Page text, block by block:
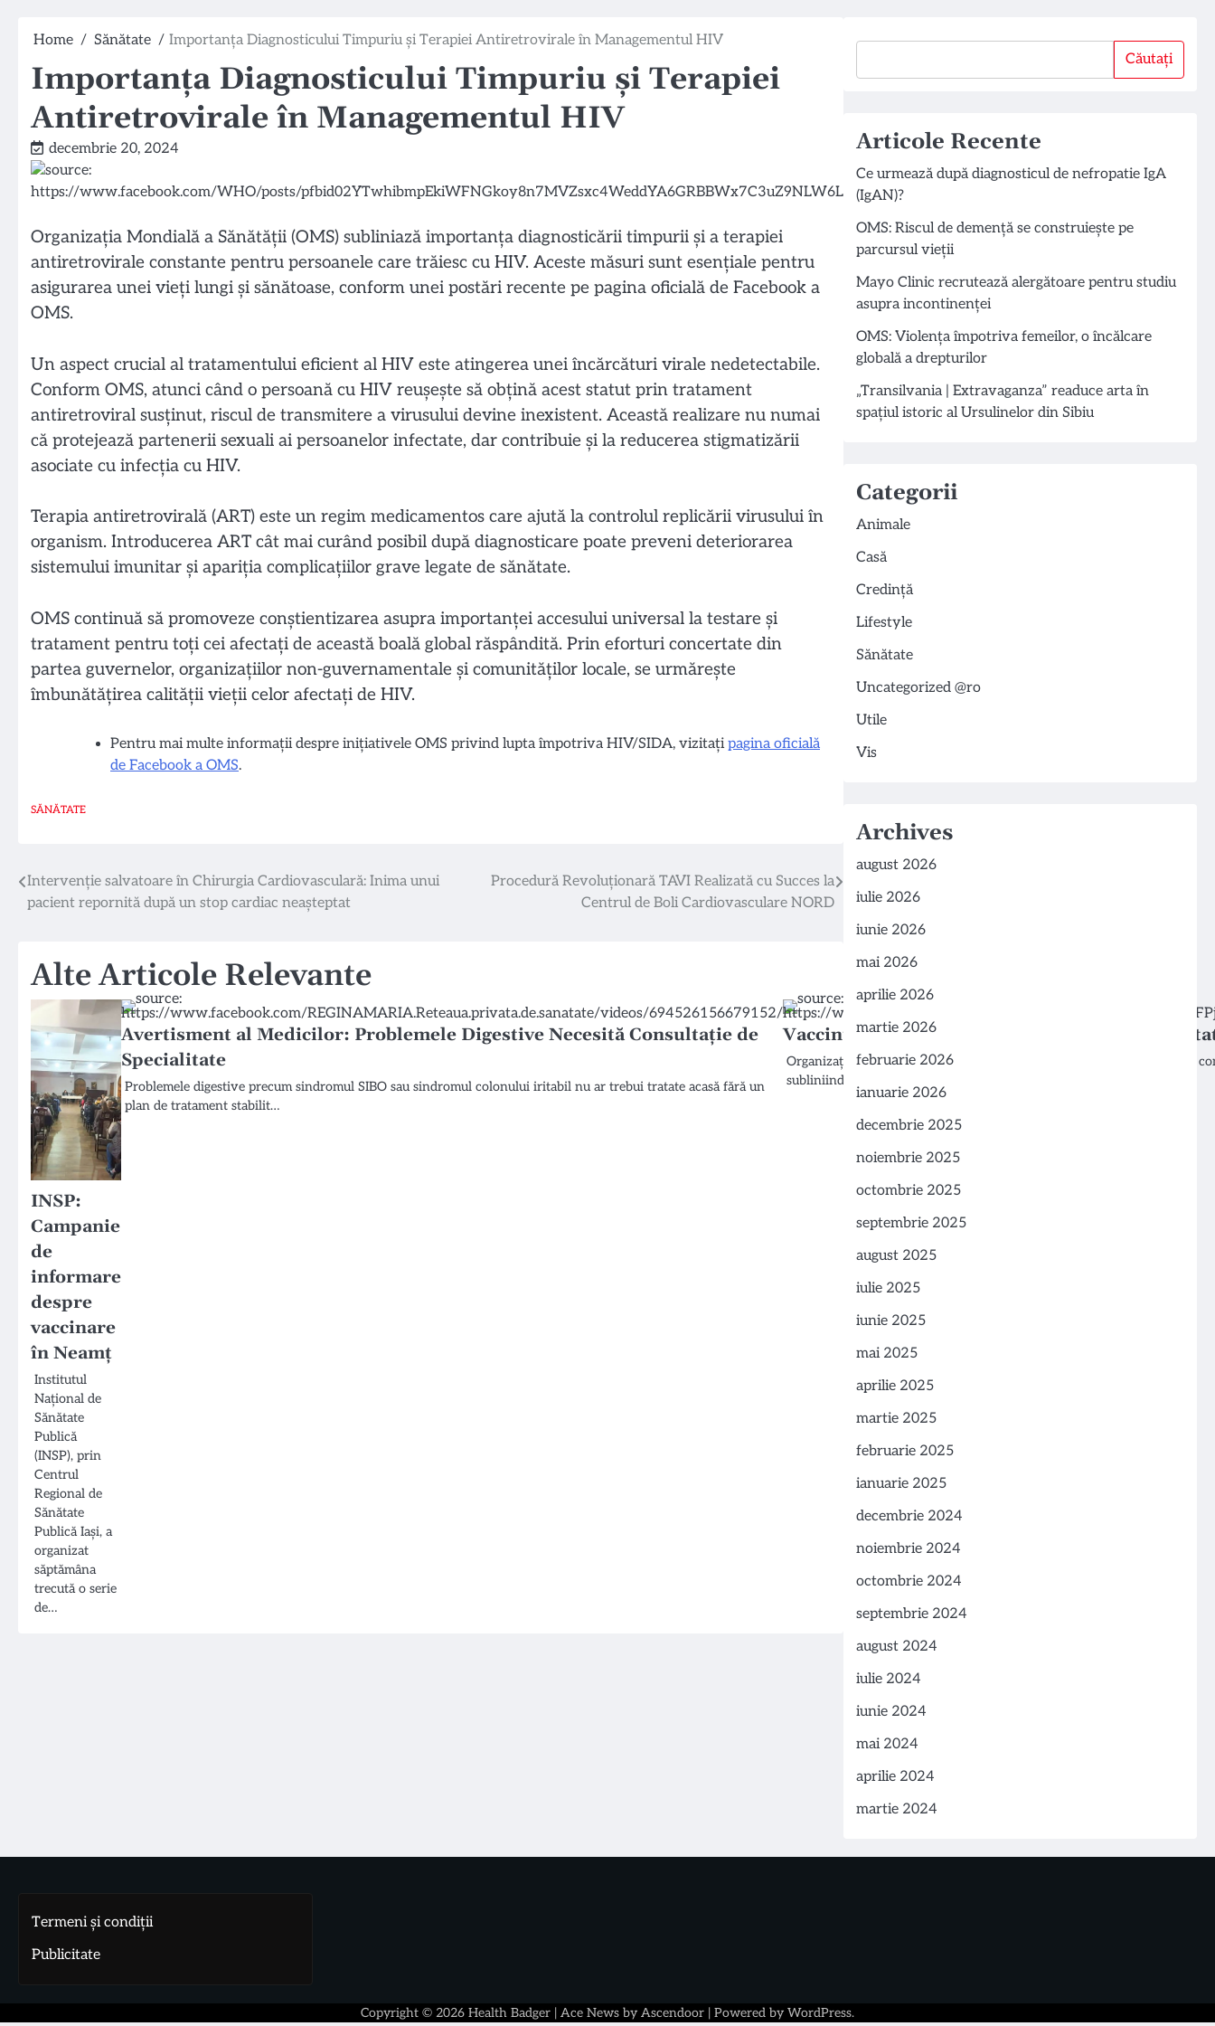
Home Sănătate Importanța Diagnosticului Timpuriu și Terapiei Antiretrovirale în Managementul HIV
Importanța Diagnosticului Timpuriu și Terapiei
Antiretrovirale în Managementul HIV
decembrie 20, 2024
Organizația Mondială a Sănătății (OMS) subliniază importanța diagnosticării timpurii și a terapiei
antiretrovirale constante pentru persoanele care trăiesc cu HIV. Aceste măsuri sunt esențiale pentru
asigurarea unei vieți lungi și sănătoase, conform unei postări recente pe pagina oficială de Facebook a
OMS.
Un aspect crucial al tratamentului eficient al HIV este atingerea unei încărcături virale nedetectabile.
Conform OMS, atunci când o persoană cu HIV reușește să obțină acest statut prin tratament
antiretroviral susținut, riscul de transmitere a virusului devine inexistent. Această realizare nu numai
că protejează partenerii sexuali ai persoanelor infectate, dar contribuie și la reducerea stigmatizării
asociate cu infecția cu HIV.
Terapia antiretrovirală (ART) este un regim medicamentos care ajută la controlul replicării virusului în
organism. Introducerea ART cât mai curând posibil după diagnosticare poate preveni deteriorarea
sistemului imunitar și apariția complicațiilor grave legate de sănătate.
OMS continuă să promoveze conștientizarea asupra importanței accesului universal la testare și
tratament pentru toți cei afectați de această boală global răspândită. Prin eforturi concertate din
partea guvernelor, organizațiilor non-guvernamentale și comunităților locale, se urmărește
îmbunătățirea calității vieții celor afectați de HIV.
Pentru mai multe informații despre inițiativele OMS privind lupta împotriva HIV/SIDA, vizitațipagina oficială
de Facebook a OMS.
SĂNĂTATE
Navigare
în
Intervenție salvatoare în Chirurgia Cardiovasculară: Inima unui
pacient repornită după un stop cardiac neașteptat
Procedură Revoluționară TAVI Realizată cu Succes la
Centrul de Boli Cardiovasculare NORD
Alte Articole Relevante
INSP:
Campanie
de
informare
despre
vaccinare
în Neamț
Institutul
Național de
Sănătate
Publică
(INSP), prin
Centrul
Regional de
Sănătate
Publică Iași, a
organizat
săptămâna
trecută o serie
de…
Avertisment al Medicilor: Problemele Digestive Necesită Consultație de
Specialitate
Problemele digestive precum sindromul SIBO sau sindromul colonului iritabil nu ar trebui tratate acasă fără un
plan de tratament stabilit…
Vaccinurile împotriva HPV nu afectează
Organizația Mondială a Sănătății (OMS) a abordat recent o preocupare
subliniind…
Căutați
Articole Recente
Ce urmează după diagnosticul de nefropatie IgA
(IgAN)?
OMS: Riscul de demență se construiește pe
parcursul vieții
Mayo Clinic recrutează alergătoare pentru studiu
asupra incontinenței
OMS: Violența împotriva femeilor, o încălcare
globală a drepturilor
„Transilvania | Extravaganza” readuce arta în
spațiul istoric al Ursulinelor din Sibiu
Categorii
Animale
Casă
Credință
Lifestyle
Sănătate
Uncategorized @ro
Utile
Vis
Archives
august 2026
iulie 2026
iunie 2026
mai 2026
aprilie 2026
martie 2026
februarie 2026
ianuarie 2026
decembrie 2025
noiembrie 2025
octombrie 2025
septembrie 2025
august 2025
iulie 2025
iunie 2025
mai 2025
aprilie 2025
martie 2025
februarie 2025
ianuarie 2025
decembrie 2024
noiembrie 2024
octombrie 2024
septembrie 2024
august 2024
iulie 2024
iunie 2024
mai 2024
aprilie 2024
martie 2024
Termeni și condiții
Publicitate
Copyright © 2026 Health Badger | Ace News by Ascendoor | Powered by WordPress.